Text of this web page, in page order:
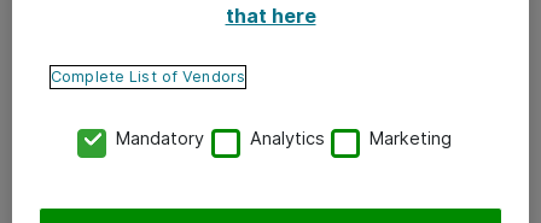
Sovellus- ja tietoturvamonitorointi
Saat arvokasta informaatiota oman dataverkkosi
sisältää monitoroitavan laitteiston toimituksen tai
that here
Complete List of Vendors
Mandatory Analytics Marketing